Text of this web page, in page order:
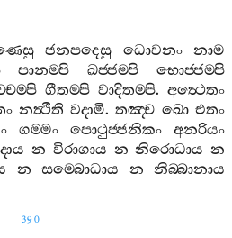
ජනපදෙසු ධොවනං
නාම
පානම‍්පි ඛජ‍්ජම‍්පි
භොජ‍්ජම‍්පි
ගීතම‍්පි වාදිතම‍්පි. අත්‍ථෙතං
නත්‍ථීති වදාමි.තඤ‍්ච ඛො එතං
ගම‍්මං පොථුජ‍්ජනිකං
අනරියං
න විරාගාය න නිරොධාය න
න සම‍්බොධාය න
නිබ‍්බානාය
390